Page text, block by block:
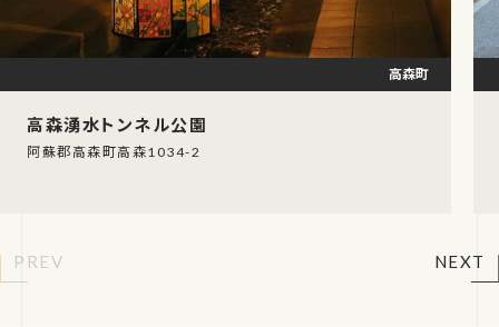
高森湧水トンネル公園
阿蘇郡高森町高森1034-2
高森町
PREV NEXT